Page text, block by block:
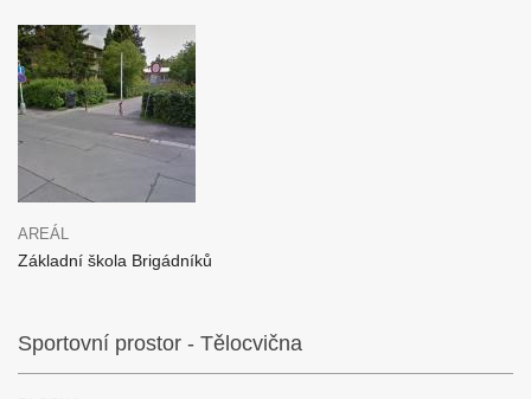
AREÁL
Základní škola Brigádníků
Sportovní prostor - Tělocvična